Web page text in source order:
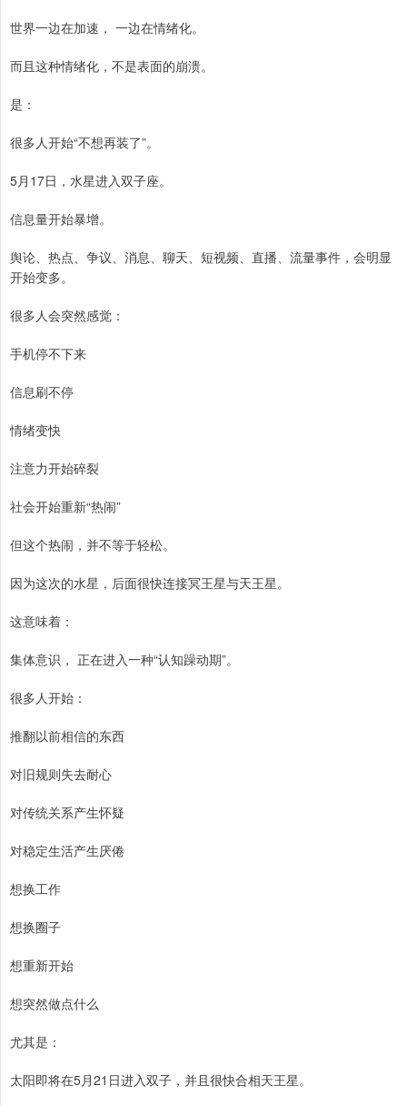
世界一边在加速， 一边在情绪化。
而且这种情绪化，不是表面的崩溃。
是：
很多人开始“不想再装了”。
5月17日，水星进入双子座。
信息量开始暴增。
舆论、热点、争议、消息、聊天、短视频、直播、流量事件，会明显
开始变多。
很多人会突然感觉：
手机停不下来
信息刷不停
情绪变快
注意力开始碎裂
社会开始重新“热闹”
但这个热闹，并不等于轻松。
因为这次的水星，后面很快连接冥王星与天王星。
这意味着：
集体意识， 正在进入一种“认知躁动期”。
很多人开始：
推翻以前相信的东西
对旧规则失去耐心
对传统关系产生怀疑
对稳定生活产生厌倦
想换工作
想换圈子
想重新开始
想突然做点什么
尤其是：
太阳即将在5月21日进入双子，并且很快合相天王星。